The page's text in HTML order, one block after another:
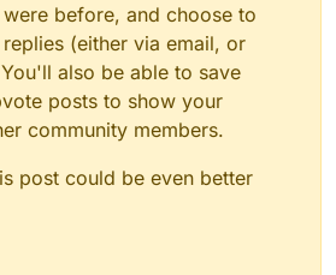
before, and choose to
(either via email, or
also be able to save
posts to show your
community members.
post could be even better